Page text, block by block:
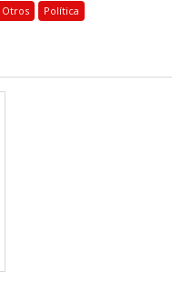
Otros Política